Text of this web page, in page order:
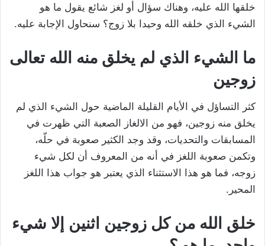
خلقها الله عليه، وهناك سؤال أو لغز شائع يقول ما هو
الشيء الذي خلقه الله وحيدا بلا زوج؟ سنحاول الإجابة عليه.
ما الشيء الذي لم يخلق منه الله تعالى
زوجين
كثر التساؤل في الأيام القليلة الماضية حول الشيء الذي لم
يخلق منه زوجين، فهو من الالغاز الصعبة التي ظهرت في
المسابقات والتحديات، وقد وجد الكثير صعوبة في حلّه،
وتكمن صعوبة اللغز في أنه من المعروف أن لكل شيء
زوجه، فما هو هذا الاستثناء الذي يعتبر هو جواب هذا اللغز
المحير.
خلق الله من كل زوجين اثنين إلا شيء